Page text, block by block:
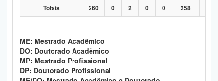
Totais 260 0 2 0 0 258
ME: Mestrado Acadêmico
DO: Doutorado Acadêmico
MP: Mestrado Profissional
DP: Doutorado Profissional